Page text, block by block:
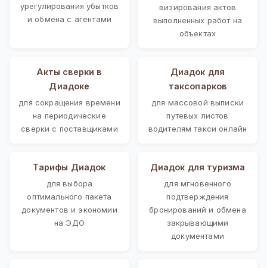
урегулирования убытков
и обмена с агентами
визирования актов
выполненных работ на
объектах
Акты сверки в
Диадоке
для сокращения времени
на периодические
сверки с поставщиками
Диадок для
таксопарков
для массовой выписки
путевых листов
водителям такси онлайн
Тарифы Диадок
для выбора
оптимального пакета
документов и экономии
на ЭДО
Диадок для туризма
для мгновенного
подтверждения
бронирований и обмена
закрывающими
документами